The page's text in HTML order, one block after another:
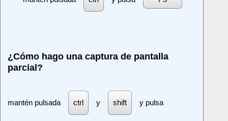
¿Cómo hago una captura de pantalla
parcial?
mantén pulsada ctrl y shift y pulsa